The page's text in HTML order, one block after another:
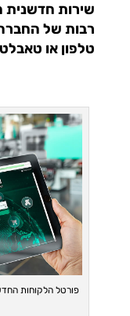
שירות חדשנית
רבות של
טלפון או טאבלט
פורטל הלקוחות